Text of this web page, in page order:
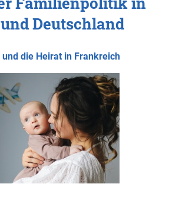
Deutschland
die Heirat in Frankreich